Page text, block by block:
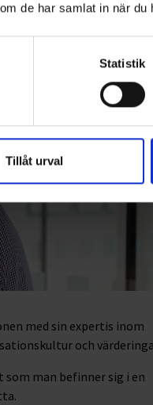
de har samlat in när du
Statistik
Tillåt urval
med sin expertis inom
och
man befinner sig i en